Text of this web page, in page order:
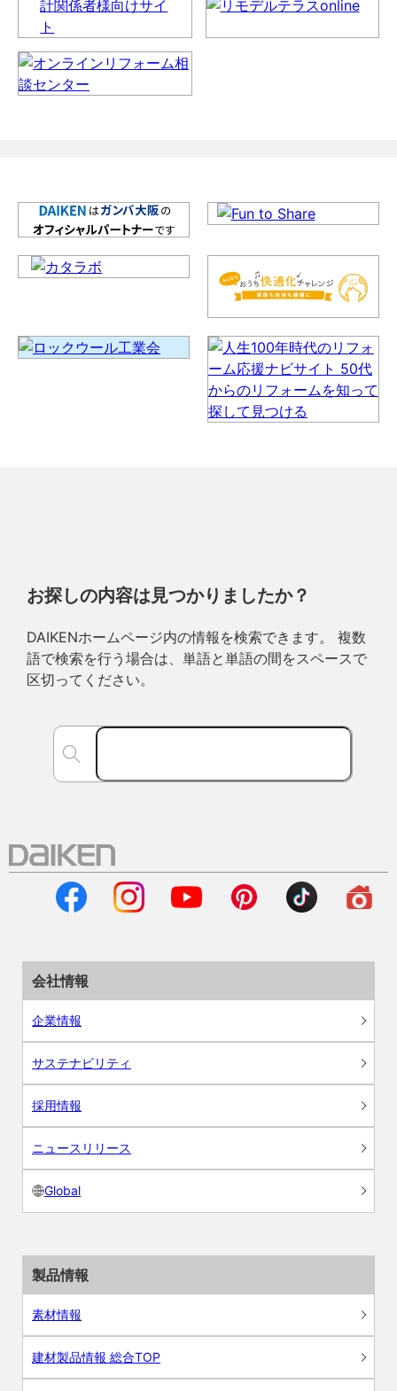
お探しの内容は見つかりましたか？
DAIKENホームページ内の情報を検索できます。 複数
語で検索を行う場合は、単語と単語の間をスペースで
区切ってください。
会社情報
企業情報
サステナビリティ
採用情報
ニュースリリース
Global
製品情報
素材情報
建材製品情報 総合TOP